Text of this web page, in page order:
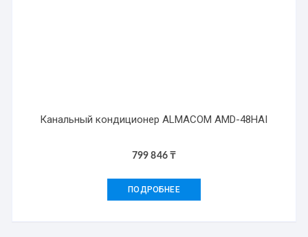
Канальный кондиционер ALMACOM AMD-48HAI
799 846₸
ПОДРОБНЕЕ